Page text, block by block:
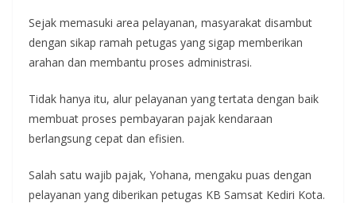
Sejak memasuki area pelayanan, masyarakat disambut
dengan sikap ramah petugas yang sigap memberikan
arahan dan membantu proses administrasi.
Tidak hanya itu, alur pelayanan yang tertata dengan baik
membuat proses pembayaran pajak kendaraan
berlangsung cepat dan efisien.
Salah satu wajib pajak, Yohana, mengaku puas dengan
pelayanan yang diberikan petugas KB Samsat Kediri Kota.